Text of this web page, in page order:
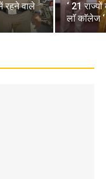
रहने वाले
‘ 21
लाॅ काॅलेज